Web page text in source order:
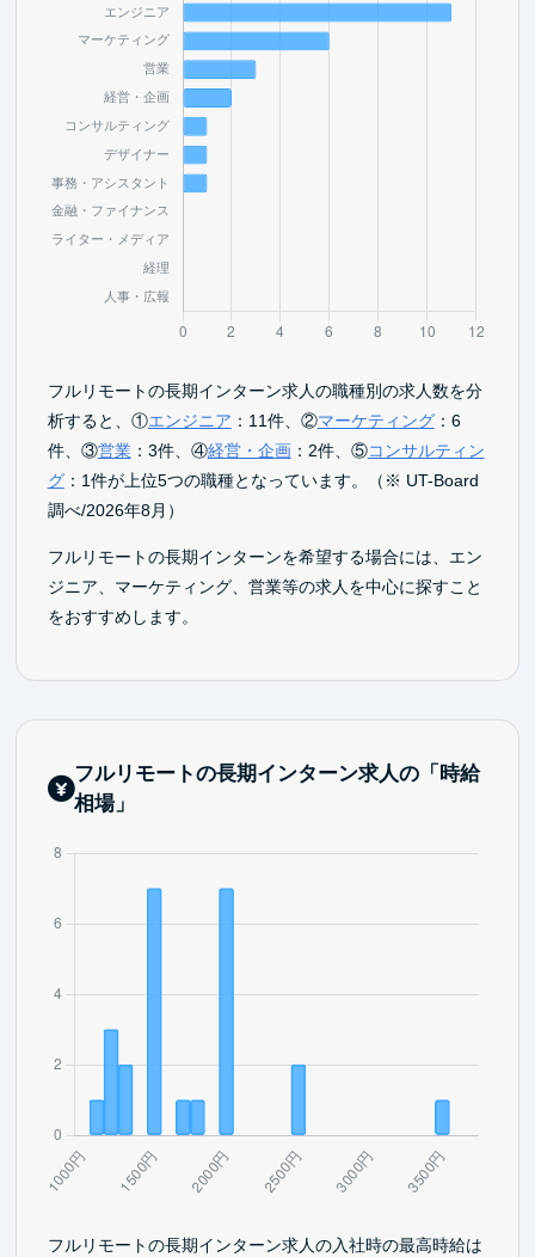
フルリモートの長期インターン求人の職種別の求人数を分
析すると、①エンジニア ：11件、②マーケティング：6
件、③営業：3件、④経営・企画：2件、⑤コンサルティン
グ：1件が上位5つの職種となっています。（※ UT-Board
調べ/2026年8月）
フルリモートの長期インターンを希望する場合には、エン
ジニア、マーケティング、営業等の求人を中心に探すこと
をおすすめします。
フルリモートの長期インターン求人の「時給
相場」
フルリモートの長期インターン求人の入社時の最高時給は